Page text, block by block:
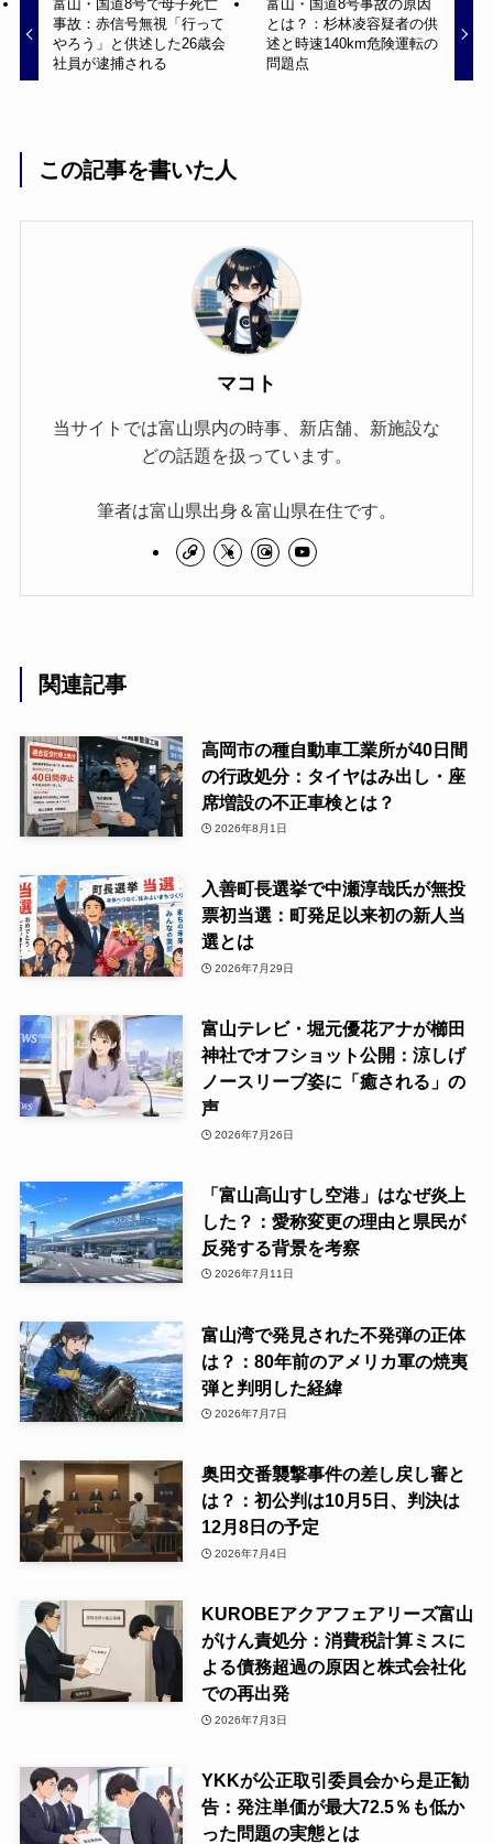
富山・国道8号で母子死亡
事故：赤信号無視「行って
やろう」と供述した26歳会
社員が逮捕される
富山・国道8号事故の原因
とは？：杉林凌容疑者の供
述と時速140km危険運転の
問題点
この記事を書いた人
マコト
当サイトでは富山県内の時事、新店舗、新施設な
どの話題を扱っています。
筆者は富山県出身＆富山県在住です。
関連記事
高岡市の種自動車工業所が40日間
の行政処分：タイヤはみ出し・座
席増設の不正車検とは？
2026年8月1日
入善町長選挙で中瀬淳哉氏が無投
票初当選：町発足以来初の新人当
選とは
2026年7月29日
富山テレビ・堀元優花アナが櫛田
神社でオフショット公開：涼しげ
ノースリーブ姿に「癒される」の
声
2026年7月26日
「富山高山すし空港」はなぜ炎上
した？：愛称変更の理由と県民が
反発する背景を考察
2026年7月11日
富山湾で発見された不発弾の正体
は？：80年前のアメリカ軍の焼夷
弾と判明した経緯
2026年7月7日
奥田交番襲撃事件の差し戻し審と
は？：初公判は10月5日、判決は
12月8日の予定
2026年7月4日
KUROBEアクアフェアリーズ富山
がけん責処分：消費税計算ミスに
よる債務超過の原因と株式会社化
での再出発
2026年7月3日
YKKが公正取引委員会から是正勧
告：発注単価が最大72.5％も低か
った問題の実態とは